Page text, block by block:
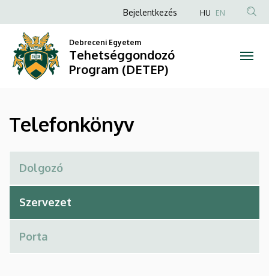
Telefonkönyv
Tehetséggondozó
Program
(DETEP)
a
tartalomra
Anonim
fiók
menüje
Bejelentkezés HU EN
Debreceni Egyetem
Tehetséggondozó
Program (DETEP)
Telefonkönyv